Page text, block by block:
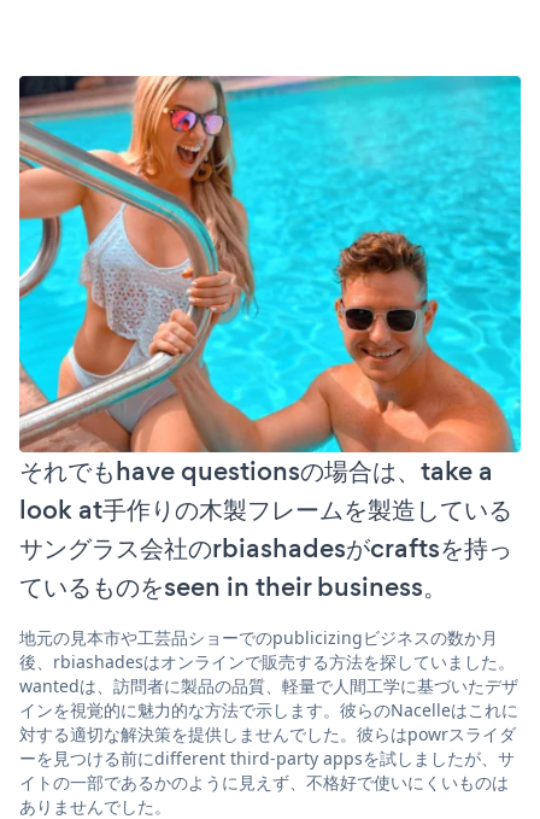
それでもhave questionsの場合は、take a
look at手作りの木製フレームを製造している
サングラス会社のrbiashadesがcraftsを持っ
ているものをseen in their business。
地元の見本市や工芸品ショーでのpublicizingビジネスの数か月
後、rbiashadesはオンラインで販売する方法を探していました。
wantedは、訪問者に製品の品質、軽量で人間工学に基づいたデザ
インを視覚的に魅力的な方法で示します。彼らのNacelleはこれに
対する適切な解決策を提供しませんでした。彼らはpowrスライダ
ーを見つける前にdifferent third-party appsを試しましたが、サ
イトの一部であるかのように見えず、不格好で使いにくいものは
ありませんでした。